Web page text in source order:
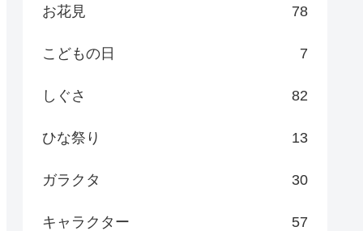
お花見 78
こどもの日 7
しぐさ 82
ひな祭り 13
ガラクタ 30
キャラクター 57